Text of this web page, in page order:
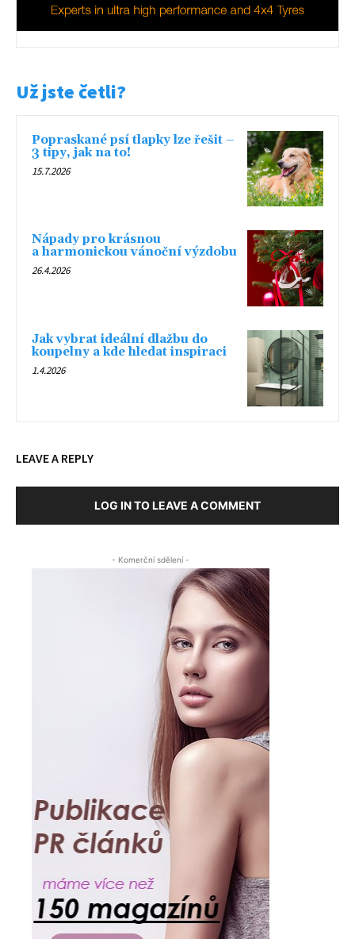
Už jste četli?
Popraskané psí tlapky lze řešit –
3 tipy, jak na to!
15.7.2026
Nápady pro krásnou
a harmonickou vánoční výzdobu
26.4.2026
Jak vybrat ideální dlažbu do
koupelny a kde hledat inspiraci
1.4.2026
LEAVE A REPLY
LOG IN TO LEAVE A COMMENT
- Komerční sdělení -